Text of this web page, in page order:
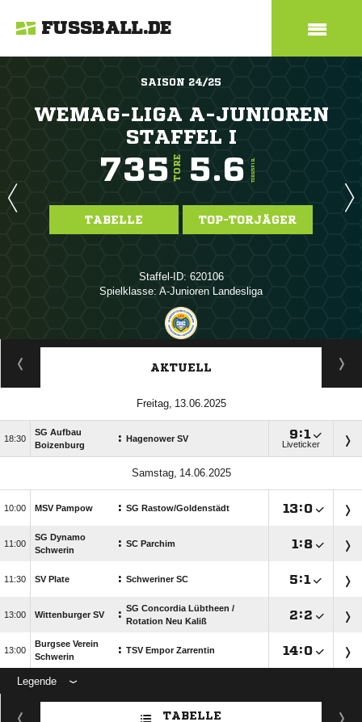
FUSSBALL.DE
SAISON 24/25
WEMAG-LIGA A-JUNIOREN
STAFFEL I
735 TORE 5.6 TORE/SPIEL
TABELLE TOP-TORJÄGER
Staffel-ID: 620106
Spielklasse: A-Junioren Landesliga
ANZEIGE
AKTUELL
 

SG Aufbau
Boizenburg
: Hagenower SV :
Liveticker
 
 MSV Pampow : SG Rastow/​Goldenstädt :

SG Dynamo
Schwerin
: SC Parchim  :
 SV Plate : Schweriner SC :
 Wittenburger SV : SG Concordia Lübtheen /​
Rotation Neu Kaliß
:

Burgsee Verein
Schwerin
: TSV Empor Zarrentin :
Legende
ANZEIGE
TABELLE